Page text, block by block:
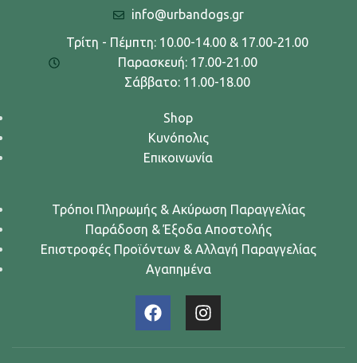
info@urbandogs.gr
Τρίτη - Πέμπτη: 10.00-14.00 & 17.00-21.00
Παρασκευή: 17.00-21.00
Σάββατο: 11.00-18.00
Shop
Κυνόπολις
Επικοινωνία
Τρόποι Πληρωμής & Ακύρωση Παραγγελίας
Παράδοση & Έξοδα Αποστολής
Επιστροφές Προϊόντων & Αλλαγή Παραγγελίας
Αγαπημένα